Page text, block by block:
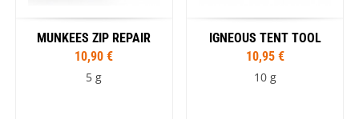
MUNKEES ZIP REPAIR
10,90 €
5 g
IGNEOUS TENT TOOL
10,95 €
10 g